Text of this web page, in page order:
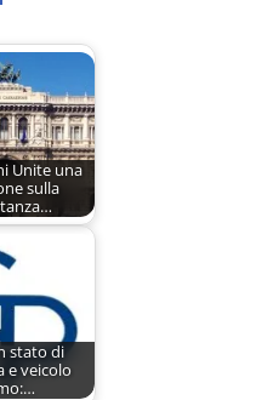
Unite una
sulla
stato di
e veicolo